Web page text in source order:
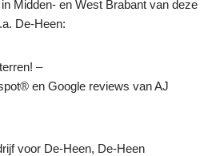
Midden- en West Brabant van deze
De-Heen:
–
en Google reviews van AJ
voor De-Heen, De-Heen